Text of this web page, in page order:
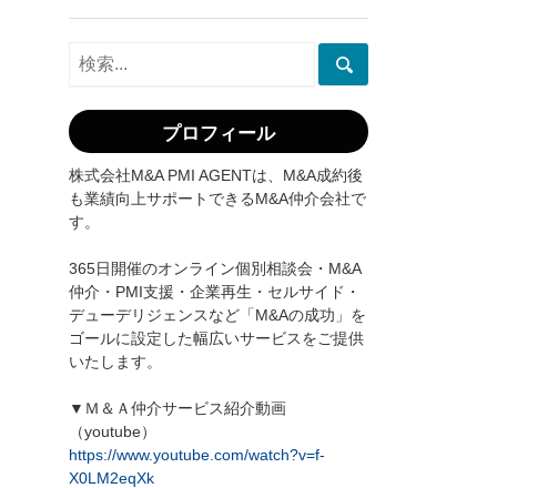
プロフィール
株式会社M&A PMI AGENTは、M&A成約後
も業績向上サポートできるM&A仲介会社で
す。
365日開催のオンライン個別相談会・M&A
仲介・PMI支援・企業再生・セルサイド・
デューデリジェンスなど「M&Aの成功」を
ゴールに設定した幅広いサービスをご提供
いたします。
▼Ｍ＆Ａ仲介サービス紹介動画
（youtube）
https://www.youtube.com/watch?v=f-
X0LM2eqXk